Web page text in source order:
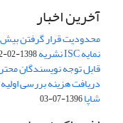
آخرین اخبار
محدودیت قرار گرفتن بیش
نمایه ISC نشریه 1398-02-02
قابل توجه نویسندگان
دریافت هزینه بررسی
شاپا1396-07-03